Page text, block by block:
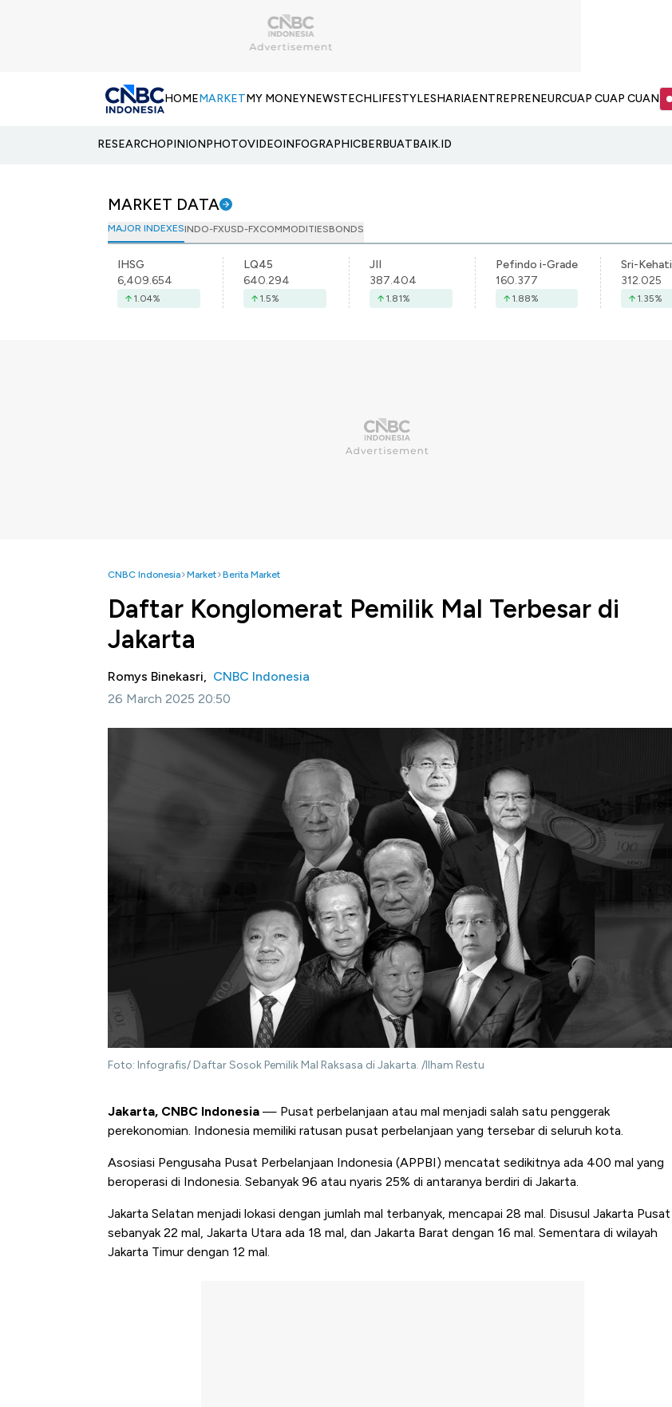
HOMEMARKETMY MONEYNEWSTECHLIFESTYLESHARIAENTREPRENEURCUAP CUAP CUAN
RESEARCHOPINIONPHOTOVIDEOINFOGRAPHICBERBUATBAIK.ID
MARKET DATA
MAJOR INDEXESINDO-FXUSD-FXCOMMODITIESBONDS
IHSG
6,409.654
1.04%
LQ45
640.294
1.5%
JII
387.404
1.81%
Pefindo i-Grade
160.377
1.88%
Sri-Kehati
312.025
1.35%
CNBC Indonesia Market Berita Market
Daftar Konglomerat Pemilik Mal Terbesar di
Jakarta
Romys Binekasri, CNBC Indonesia
26 March 2025 20:50
Foto: Infografis/ Daftar Sosok Pemilik Mal Raksasa di Jakarta. /Ilham Restu
Jakarta, CNBC Indonesia — Pusat perbelanjaan atau mal menjadi salah satu penggerak
perekonomian. Indonesia memiliki ratusan pusat perbelanjaan yang tersebar di seluruh kota.
Asosiasi Pengusaha Pusat Perbelanjaan Indonesia (APPBI) mencatat sedikitnya ada 400 mal yang
beroperasi di Indonesia. Sebanyak 96 atau nyaris 25% di antaranya berdiri di Jakarta.
Jakarta Selatan menjadi lokasi dengan jumlah mal terbanyak, mencapai 28 mal. Disusul Jakarta Pusat
sebanyak 22 mal, Jakarta Utara ada 18 mal, dan Jakarta Barat dengan 16 mal. Sementara di wilayah
Jakarta Timur dengan 12 mal.